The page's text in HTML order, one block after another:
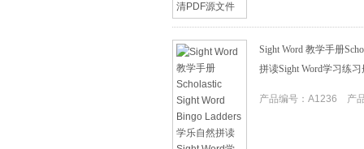
Sight Word 教学手册
拼读Sight Word学习练习
产品编号：A1236 产